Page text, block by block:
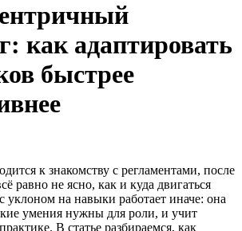
как адаптировать
быстрее
к знакомству с регламентами, после
равно не ясно, как и куда двигаться
уклоном на навыки работает иначе: она
умения нужны для роли, и учит
В статье разбираемся, как